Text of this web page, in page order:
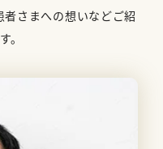
さまへの想いなどご紹
。